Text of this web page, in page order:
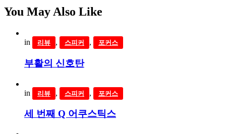
You May Also Like
in 리뷰 , 스피커 , 포커스
부활의 신호탄
in 리뷰 , 스피커 , 포커스
세 번째 Q 어쿠스틱스